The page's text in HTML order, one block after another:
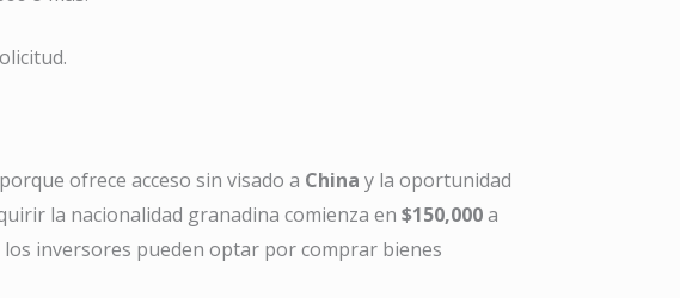
ofrece acceso sin visado a China y la oportunidad
la nacionalidad granadina comienza en $150,000a
inversores pueden optar por comprar bienes